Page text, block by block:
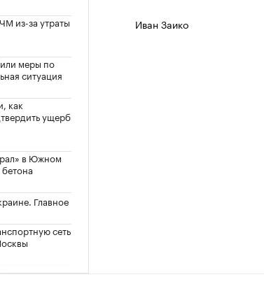
из-за утраты
меры по
ситуация
как
ущерб
в Южном
Главное
сеть
Иван Заико